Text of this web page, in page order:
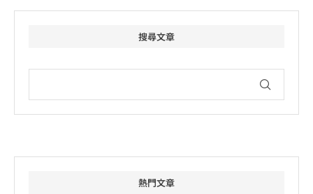
搜尋文章
熱門文章